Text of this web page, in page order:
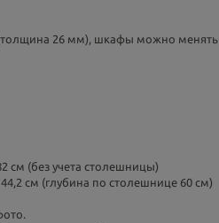
26 мм), шкафы можно менять
см (без учета столешницы)
см (глубина по столешнице 60 см)